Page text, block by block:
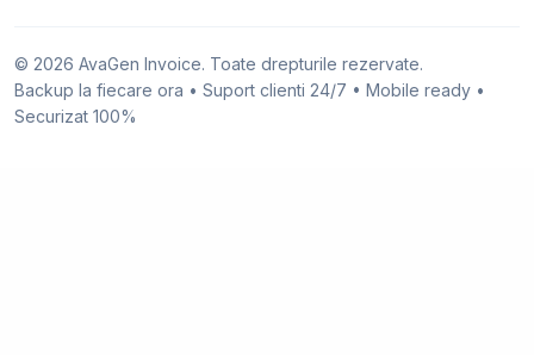
© 2026 AvaGen Invoice. Toate drepturile rezervate.
Backup la fiecare ora • Suport clienti 24/7 • Mobile ready •
Securizat 100%